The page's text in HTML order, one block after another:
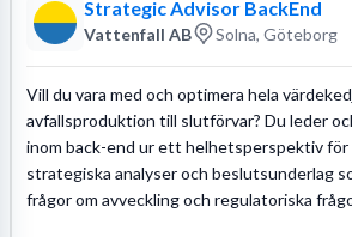
Strategic Advisor BackEnd
Vattenfall AB Solna, Göteborg
Vill du vara med och optimera hela
avfallsproduktion till slutförvar? Du leder
inom back-end ur ett helhetsperspektiv
strategiska analyser och beslutsunderlag
frågor om avveckling och regulatoriska